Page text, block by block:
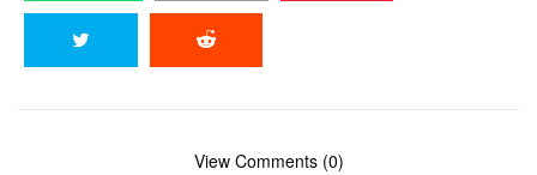
View Comments (0)